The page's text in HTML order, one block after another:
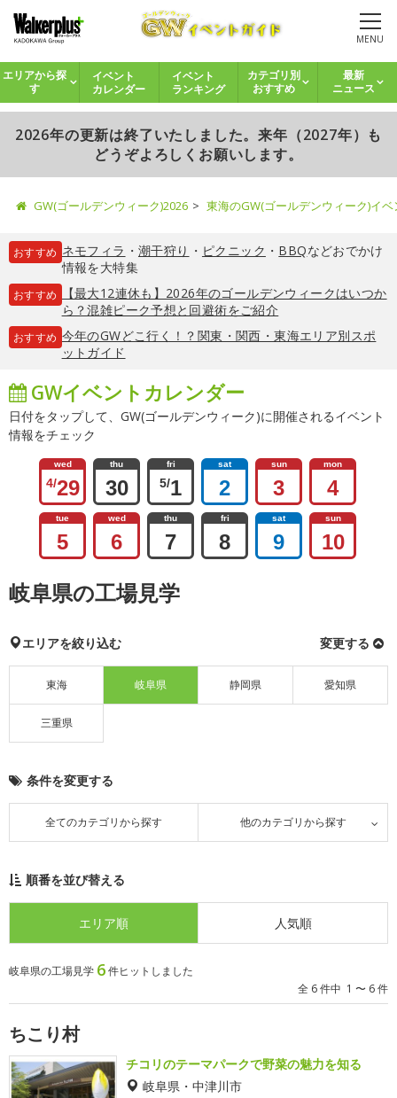
MENU
エリアから探
す
イベント
カレンダー
イベント
ランキング
カテゴリ別
おすすめ
最新
ニュース
2026年の更新は終了いたしました。来年（2027年）も
どうぞよろしくお願いします。
GW(ゴールデンウィーク)2026 東海のGW(ゴールデンウィーク)イ
おすすめ ネモフィラ ・ 潮干狩り ・ ピクニック ・ BBQなどおでかけ
情報を大特集
おすすめ
【最大12連休も】2026年のゴールデンウィークはいつか
ら？混雑ピーク予想と回避術をご紹介
おすすめ 今年のGWどこ行く！？関東・関西・東海エリア別スポ
ットガイド
GWイベントカレンダー
日付をタップして、GW(ゴールデンウィーク)に開催されるイベント
情報をチェック
wed
4/29
thu
30
fri
5/1
sat
2
sun
3
mon
4
tue
5
wed
6
thu
7
fri
8
sat
9
sun
10
岐阜県の工場見学
エリアを絞り込む 変更する
東海 岐阜県 静岡県 愛知県
三重県
条件を変更する
全てのカテゴリから探す 他のカテゴリから探す
順番を並び替える
エリア順 人気順
岐阜県の工場見学 6件ヒットしました
全 6 件中 1 〜 6 件
ちこり村
チコリのテーマパークで野菜の魅力を知る
岐阜県・中津川市